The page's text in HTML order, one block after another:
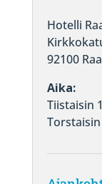
Hotelli
92100
Aika:
Tiistaisin
Torstaisin